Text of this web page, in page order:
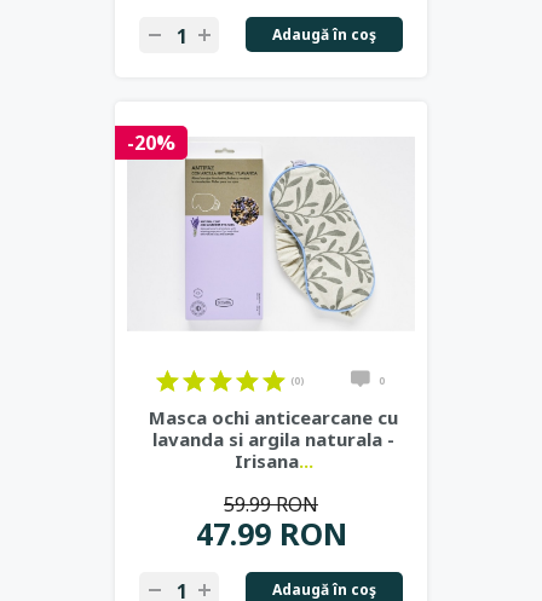
Adaugă în coş
-20%
(0) 0
Masca ochi anticearcane cu
lavanda si argila naturala -
Irisana...
47.99 RON
59.99 RON
Adaugă în coş